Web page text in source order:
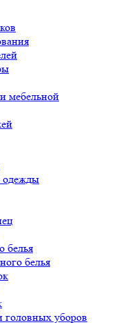
мебельной
одежды
белья
белья
головных уборов